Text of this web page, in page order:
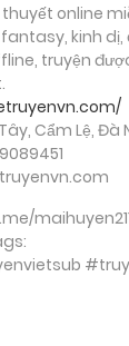
online
kinh
truyện
Cẩm Lệ, Đà